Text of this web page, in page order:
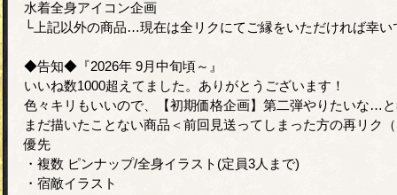
水着全身アイコン企画
└上記以外の商品…現在は全リクにてご縁をいただければ幸い
◆告知◆『2026年 9月中旬頃～』
いいね数1000超えてました。ありがとうございます！
色々キリもいいので、【初期価格企画】第二弾やりたいな…
まだ描いたことない商品＜前回見送ってしまった方の再リク
優先
・複数 ピンナップ/全身イラスト(定員3人まで)
・宿敵イラスト